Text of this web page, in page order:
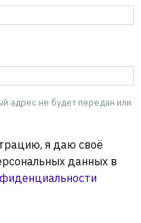
адрес не будет передан или
я даю своё
данных в